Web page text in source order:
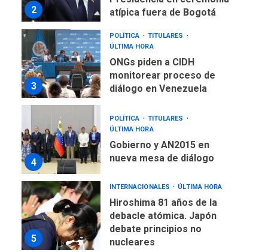
2
atípica fuera de Bogotá
3
POLÍTICA
TITULARES
ÚLTIMA HORA
ONGs piden a CIDH
monitorear proceso de
diálogo en Venezuela
4
POLÍTICA
TITULARES
ÚLTIMA HORA
Gobierno y AN2015 en
nueva mesa de diálogo
5
INTERNACIONALES ÚLTIMA HORA
Hiroshima 81 años de la
debacle atómica. Japón
debate principios no
nucleares